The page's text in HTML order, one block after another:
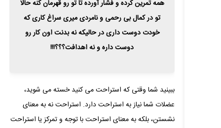
همه تمرین کرده و فشار آورده تا تو رو قهرمان کنه حالا
تو در کمال بی رحمی و نامردی میری سراغ کاری که
خودت دوست داری در حالیکه نه بدنت اون کار رو
دوست داره و نه اهدافت؟؟؟!!!
ببینید شما وقتی که استراحت می کنید خسته می شوید،
عضلات شما نیاز به استراحت دارد. استراحت نه به معنای
نشستن، بلکه به معنای استراحت با توجه و تمرکز یا استراحت